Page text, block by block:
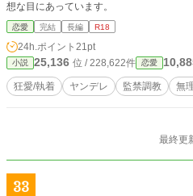
想な目にあっています。
恋愛 完結 長編 R18
24h.ポイント 21pt
小説 25,136 位 / 228,622件 恋愛
狂愛/執着 ヤンデレ 監禁調教 無
最終更
33